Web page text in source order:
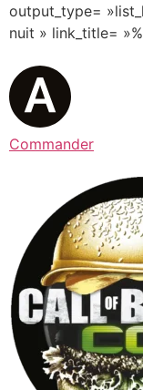
output_type=
nuit » link_title=
Commander